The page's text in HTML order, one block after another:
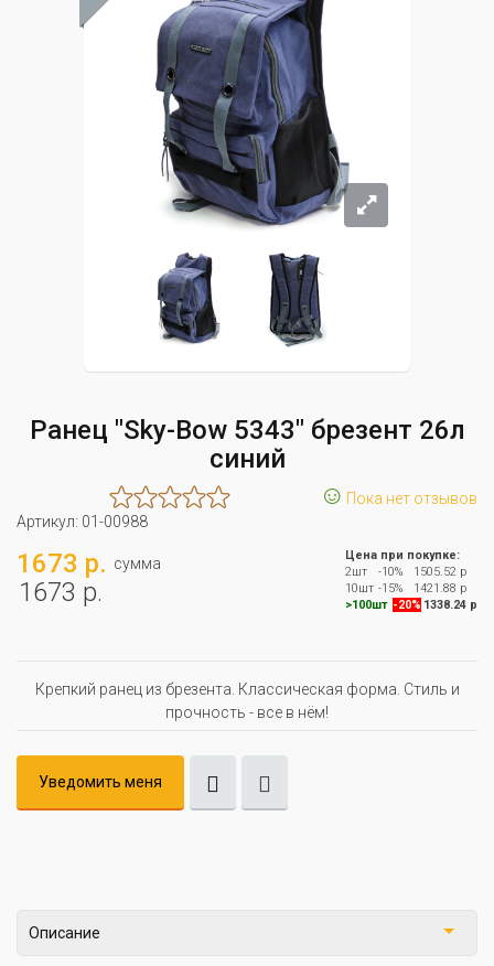
Ранец "Sky-Bow 5343" брезент 26л
синий
☺ Пока нет отзывов
Артикул: 01-00988
1673 р. сумма
1673 р.
Цена при покупке:
2шт
-10%
1505.52 р
10шт -15%
1421.88 р
>100шт -20% 1338.24 р
Крепкий ранец из брезента. Классическая форма. Стиль и
прочность - все в нём!
Уведомить меня
Описание